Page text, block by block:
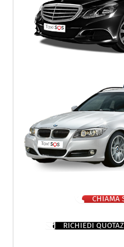
CHIAMA
RICHIEDI